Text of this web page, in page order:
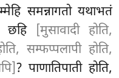
समन्नागतो यथाभतं
छहि
[मुसावादी होति,
सम्फप्पलापी होति,
? पाणातिपाती होति,